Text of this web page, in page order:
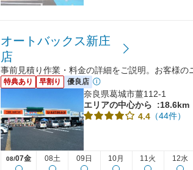
オートバックス新庄
店
事前見積り作業・料金の詳細をご説明。お客様
特典あり 早割り 優良店
奈良県葛城市薑112-1
エリアの中心から
:18.6km
4.4 （44件）
08/07金 08土 09日 10月 11火 12水